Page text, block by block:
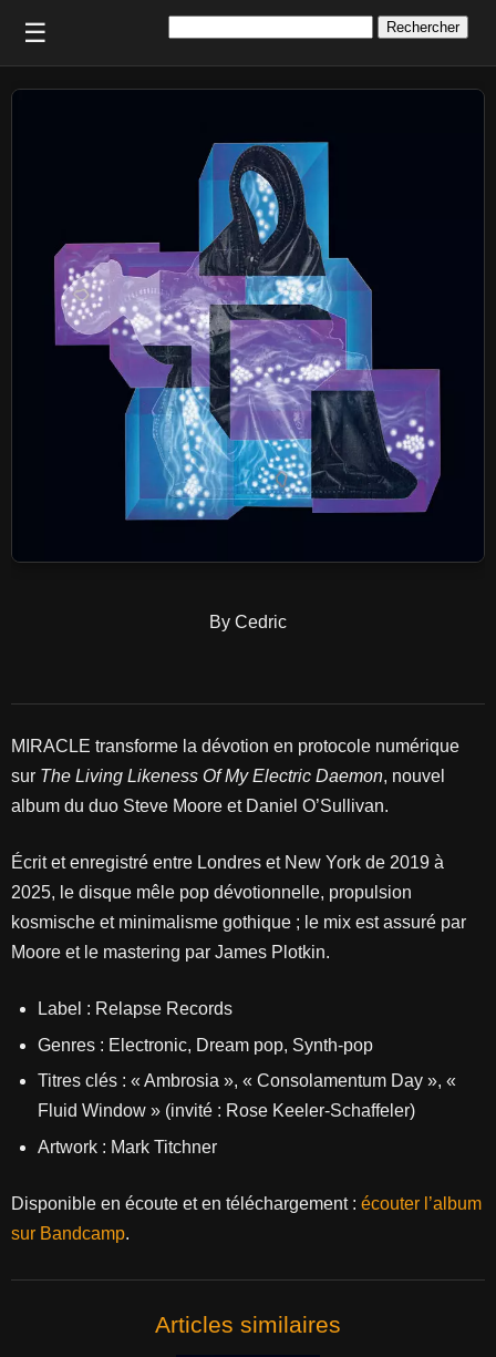
☰
By Cedric
MIRACLE transforme la dévotion en protocole numérique
sur The Living Likeness Of My Electric Daemon, nouvel
album du duo Steve Moore et Daniel O’Sullivan.
Écrit et enregistré entre Londres et New York de 2019 à
2025, le disque mêle pop dévotionnelle, propulsion
kosmische et minimalisme gothique ; le mix est assuré par
Moore et le mastering par James Plotkin.
Label : Relapse Records
Genres : Electronic, Dream pop, Synth-pop
Titres clés : « Ambrosia », « Consolamentum Day », «
Fluid Window » (invité : Rose Keeler‑Schaffeler)
Artwork : Mark Titchner
Disponible en écoute et en téléchargement : écouter l’album
sur Bandcamp.
Articles similaires